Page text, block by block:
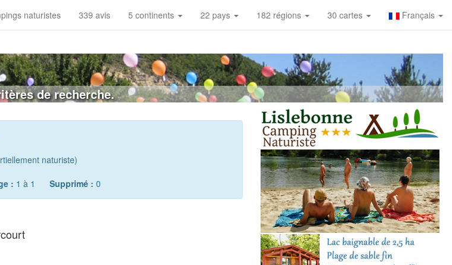
naturistes 339 avis 5 continents 22 pays 182 régions 30 cartes Français
de recherche.
naturiste)
: 1 à 1 Supprimé : 0